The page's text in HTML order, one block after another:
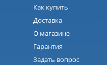
Как купить
Доставка
О магазине
Гарантия
Задать вопрос